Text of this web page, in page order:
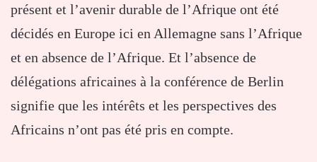
présent et l’avenir durable de l’Afrique ont été
décidés en Europe ici en Allemagne sans l’Afrique
et en absence de l’Afrique. Et l’absence de
délégations africaines à la conférence de Berlin
signifie que les intérêts et les perspectives des
Africains n’ont pas été pris en compte.